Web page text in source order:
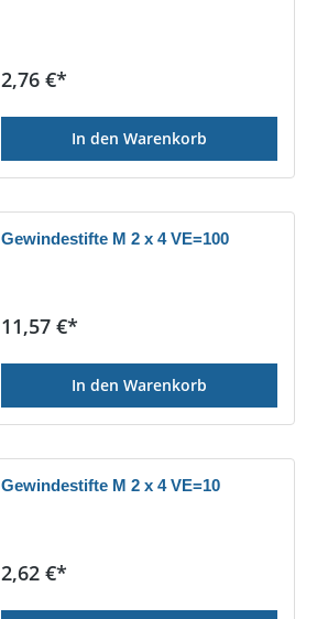
Regulärer Preis:
2,76 €*
In den Warenkorb
Gewindestifte M 2 x 4 VE=100
Regulärer Preis:
11,57 €*
In den Warenkorb
Gewindestifte M 2 x 4 VE=10
Regulärer Preis:
2,62 €*